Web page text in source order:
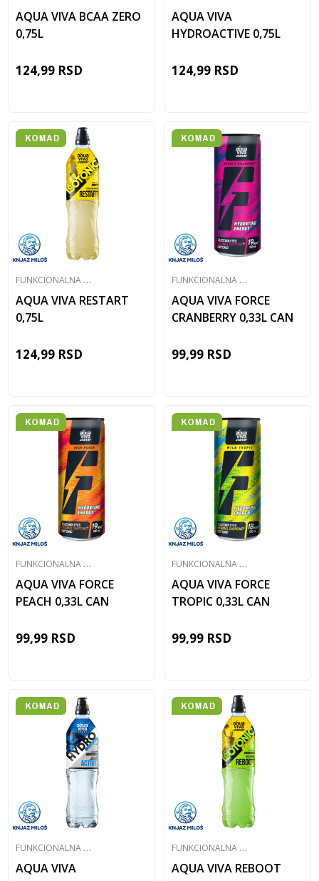
AQUA VIVA BCAA ZERO
0,75L
124,99 RSD
AQUA VIVA
HYDROACTIVE 0,75L
124,99 RSD
F
UNKCIONALNA VODA
AQUA VIVA RESTART
0,75L
124,99 RSD
F
UNKCIONALNA VODA
AQUA VIVA FORCE
CRANBERRY 0,33L CAN
99,99 RSD
F
UNKCIONALNA VODA
AQUA VIVA FORCE
PEACH 0,33L CAN
99,99 RSD
F
UNKCIONALNA VODA
AQUA VIVA FORCE
TROPIC 0,33L CAN
99,99 RSD
F
UNKCIONALNA VODA
AQUA VIVA
F
UNKCIONALNA VODA
AQUA VIVA REBOOT